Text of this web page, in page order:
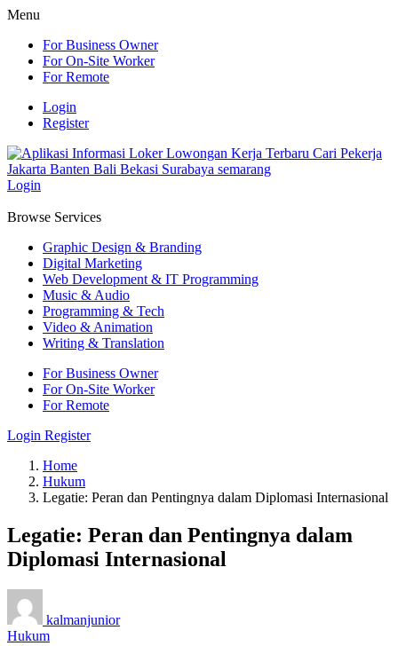
Menu
For Business Owner
For On-Site Worker
For Remote
Login
Register
Login
Browse Services
Graphic Design & Branding
Digital Marketing
Web Development & IT Programming
Music & Audio
Programming & Tech
Video & Animation
Writing & Translation
For Business Owner
For On-Site Worker
For Remote
Login Register
Home
Hukum
Legatie: Peran dan Pentingnya dalam Diplomasi Internasional
Legatie: Peran dan Pentingnya dalam
Diplomasi Internasional
kalmanjunior
Hukum